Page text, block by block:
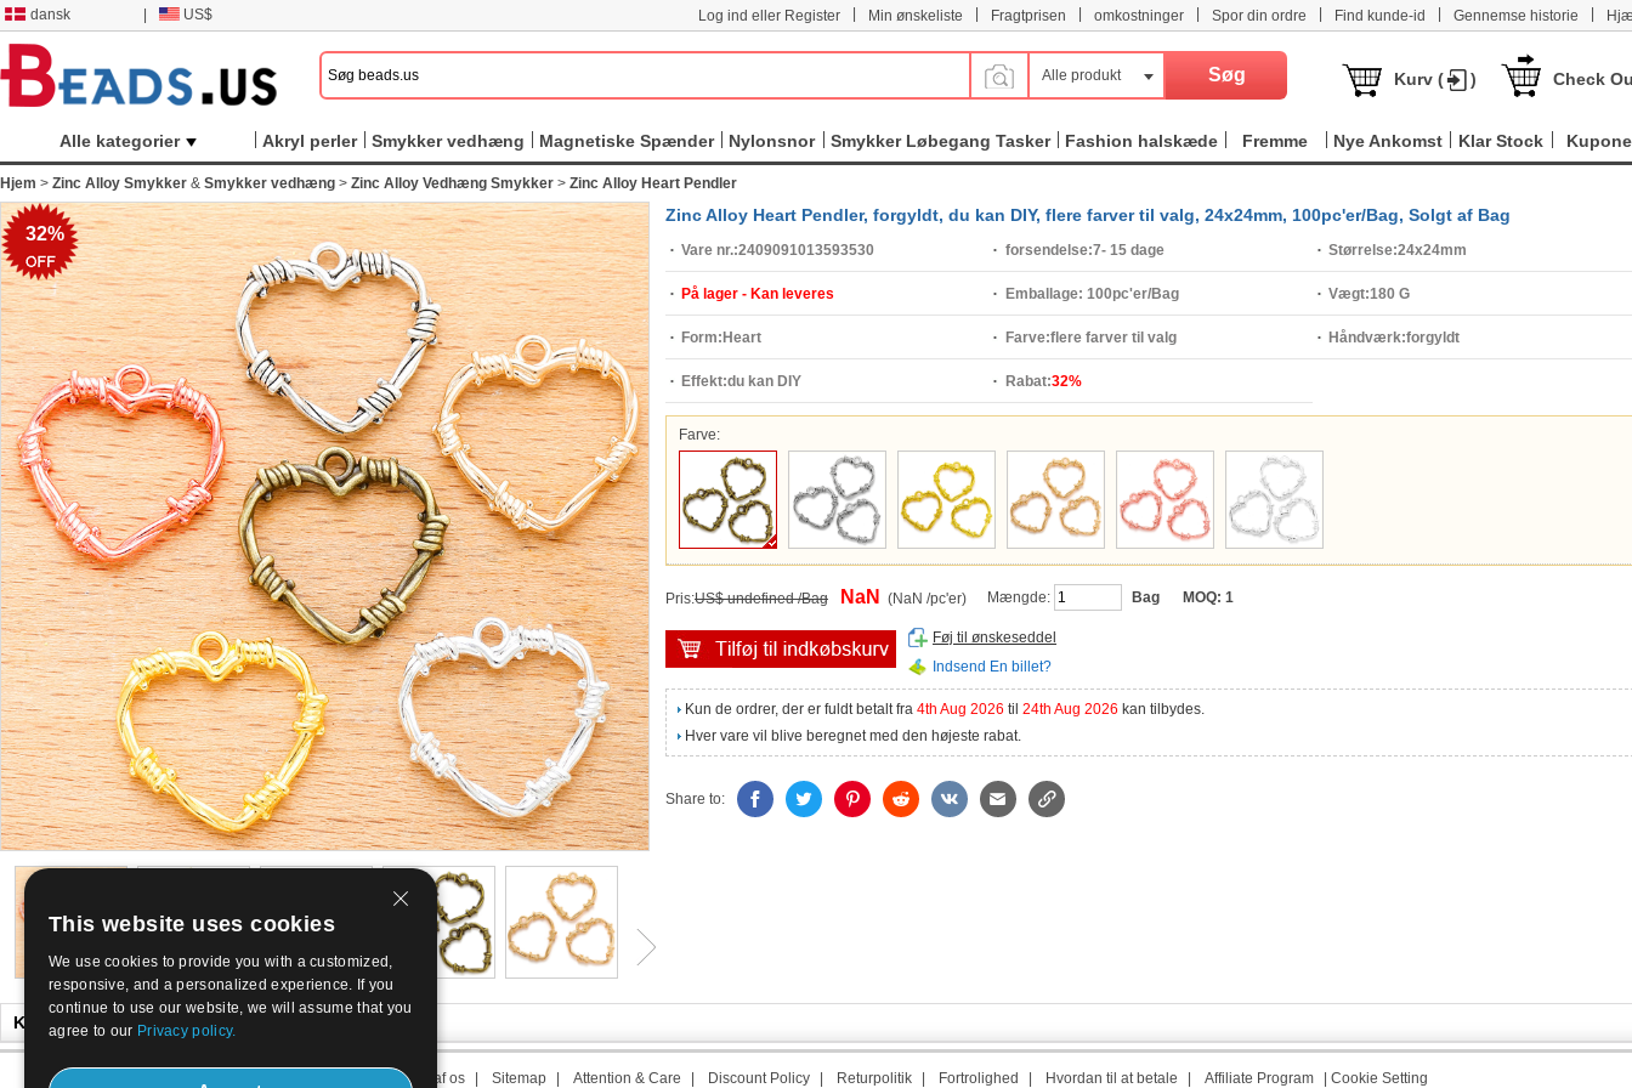
dansk US$ Log ind eller Register Min ønskeliste Fragtprisen omkostninger Spor din ordre Find kunde-id Gennemse historie
Alle produkt Kurv ( ) Check
Alle kategorier Akryl perler Smykker vedhæng Magnetiske Spænder Nylonsnor Smykker Løbegang Tasker Fashion halskæde Fremme Nye Ankomst Klar Stock
Hjem > Zinc Alloy Smykker & Smykker vedhæng > Zinc Alloy Vedhæng Smykker > Zinc Alloy Heart Pendler
32%
Zinc Alloy Heart Pendler, forgyldt, du kan DIY, flere farver til valg, 24x24mm, 100pc'er/Bag, Solgt af Bag
Vare nr.:2409091013593530 forsendelse:7- 15 dage Størrelse:24x24mm
På lager - Kan leveres Emballage: 100pc'er/Bag Vægt:180 G
Form: Heart Farve:flere farver til valg Håndværk:forgyldt
Effekt:du kan DIY Rabat:32%
Farve:
Pris:US$ undefined /Bag NaN (NaN /pc'er) Mængde: Bag MOQ: 1
Føj til ønskeseddel
Indsend En billet?
Kun de ordrer, der er fuldt betalt fra 4th Aug 2026 til 24th Aug 2026 kan tilbydes.
Hver vare vil blive beregnet med den højeste rabat.
Share to:
Kan du også lide
Term af os Sitemap Attention & Care Discount Policy Returpolitik Fortrolighed Hvordan til at betale Affiliate Program Cookie Setting
This website uses cookies
We use cookies to provide you with a customized,
responsive, and a personalized experience. If you
continue to use our website, we will assume that you
agree to our Privacy policy.